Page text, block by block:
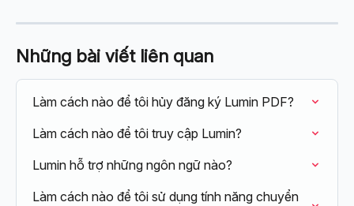
Những bài viết liên quan
Làm cách nào để tôi hủy đăng ký Lumin PDF?
Làm cách nào để tôi truy cập Lumin?
Lumin hỗ trợ những ngôn ngữ nào?
Làm cách nào để tôi sử dụng tính năng chuyển